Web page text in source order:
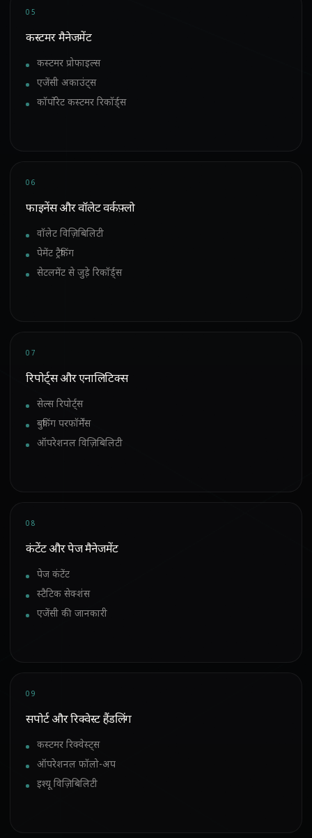
05
कस्टमर मैनेजमेंट
कस्टमर प्रोफाइल्स
एजेंसी अकाउंट्स
कॉर्पोरेट कस्टमर रिकॉर्ड्स
06
फाइनेंस और वॉलेट वर्कफ़्लो
वॉलेट विज़िबिलिटी
पेमेंट ट्रैकिंग
सेटलमेंट से जुड़े रिकॉर्ड्स
07
रिपोर्ट्स और एनालिटिक्स
सेल्स रिपोर्ट्स
बुकिंग परफॉर्मेंस
ऑपरेशनल विज़िबिलिटी
08
कंटेंट और पेज मैनेजमेंट
पेज कंटेंट
स्टैटिक सेक्शंस
एजेंसी की जानकारी
09
सपोर्ट और रिक्वेस्ट हैंडलिंग
कस्टमर रिक्वेस्ट्स
ऑपरेशनल फॉलो-अप
इश्यू विज़िबिलिटी